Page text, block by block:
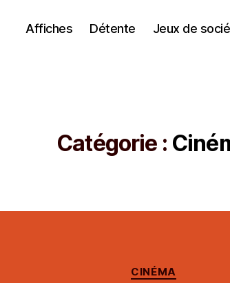
Affiches Détente Jeux de
Catégorie :
Catégories
CINÉMA